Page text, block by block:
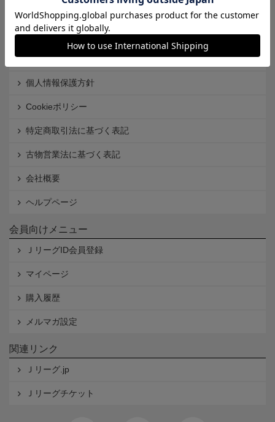
インフォメーション
Ｊリーグオンラインストアとは
利用規約
個人情報保護方針
Cookieポリシー
特定商取引法に基づく表記
古物営業法に基づく表記
会社概要
ヘルプページ
会員向けメニュー
ＪリーグID会員登録
マイページ
購入履歴
メルマガ設定
関連リンク
Ｊリーグ.jp
Ｊリーグチケット